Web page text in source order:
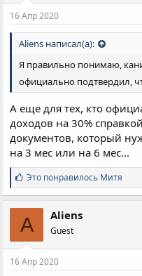
16 Апр 2020
Aliens написал(а):
Я правильно понимаю,
официально подтвердил,
А еще для тех, кто
доходов на 30%
документов, который
на 3 мес или на 6 мес...
С
и
м
п
а
т
и
:
Это понравилось Митя
A Aliens
Guest
16 Апр 2020